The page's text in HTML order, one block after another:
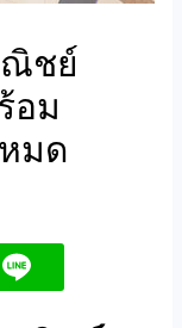
ชย์
อม
มด